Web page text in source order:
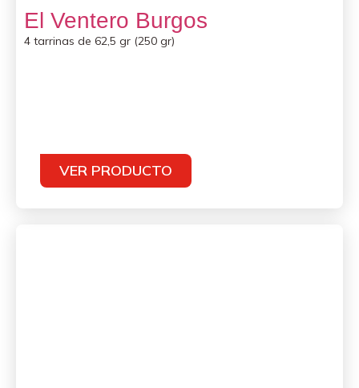
El Ventero Burgos
4 tarrinas de 62,5 gr (250 gr)
VER PRODUCTO